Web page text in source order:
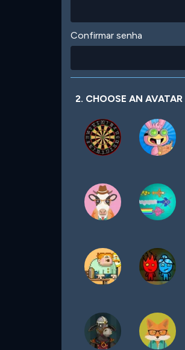
Confirmar senha
2. CHOOSE AN AVATAR